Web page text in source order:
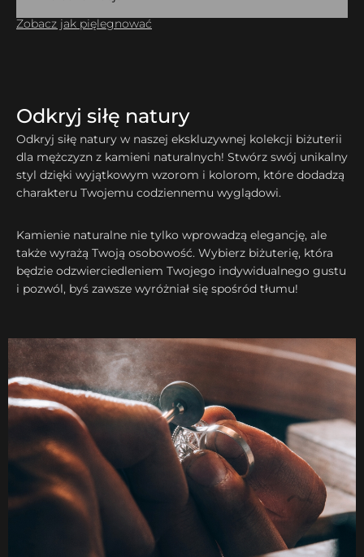
Zobacz jak pięlegnować
Odkryj siłę natury
Odkryj siłę natury w naszej ekskluzywnej kolekcji biżuterii
dla mężczyzn z kamieni naturalnych! Stwórz swój unikalny
styl dzięki wyjątkowym wzorom i kolorom, które dodadzą
charakteru Twojemu codziennemu wyglądowi.
Kamienie naturalne nie tylko wprowadzą elegancję, ale
także wyrażą Twoją osobowość. Wybierz biżuterię, która
będzie odzwierciedleniem Twojego indywidualnego gustu
i pozwól, byś zawsze wyróżniał się spośród tłumu!